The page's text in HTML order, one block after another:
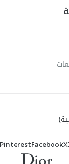
X
Facebook
Pinterest